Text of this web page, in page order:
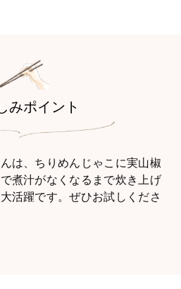
みポイント
は、ちりめんじゃこに実山椒
煮汁がなくなるまで炊き上げ
活躍です。ぜひお試しくださ